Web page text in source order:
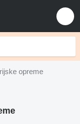
opreme